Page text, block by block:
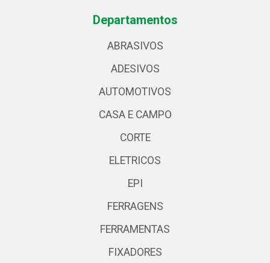
Departamentos
ABRASIVOS
ADESIVOS
AUTOMOTIVOS
CASA E CAMPO
CORTE
ELETRICOS
EPI
FERRAGENS
FERRAMENTAS
FIXADORES